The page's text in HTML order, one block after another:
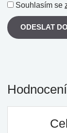
Souhlasím se
ODESLAT